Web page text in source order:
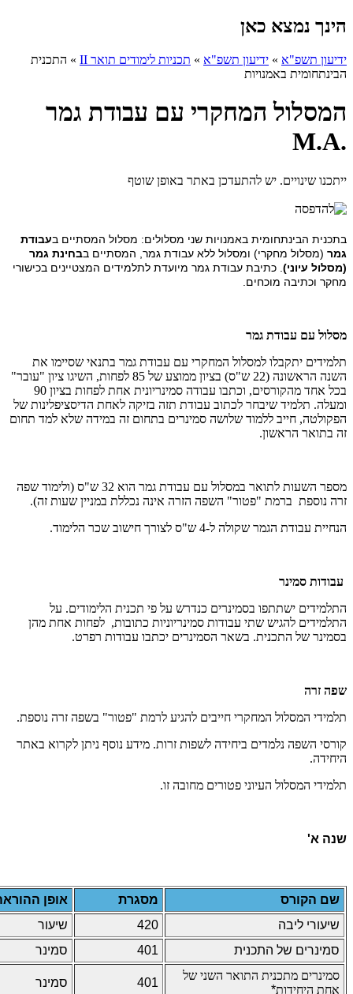
הינך נמצא כאן
ידיעון תשפ"א » ידיעון תשפ"א » תכניות לימודים תואר II » התכנית
הבינתחומית באמנויות
המסלול המחקרי עם עבודת גמר
.M.A
ייתכנו שינויים. יש להתעדכן באתר באופן שוטף
בתכנית הבינתחומית באמנויות שני מסלולים: מסלול המסתיים בעבודת
גמר (מסלול מחקרי) ומסלול ללא עבודת גמר, המסתיים בבחינת גמר
(מסלול עיוני) . כתיבת עבודת גמר מיועדת לתלמידים המצטיינים בכישורי
מחקר וכתיבה מוכחים.
מסלול עם עבודת גמר
תלמידים יתקבלו למסלול המחקרי עם עבודת גמר בתנאי שסיימו את
השנה הראשונה (22 ש"ס) בציון ממוצע של 85 לפחות, השיגו ציון "עובר"
בכל אחד מהקורסים, וכתבו עבודה סמינריונית אחת לפחות בציון 90
ומעלה. תלמיד שיבחר לכתוב עבודת תזה בזיקה לאחת הדיסציפלינות של
הפקולטה, חייב ללמוד שלושה סמינרים בתחום זה במידה שלא למד תחום
זה בתואר הראשון.
מספר השעות לתואר במסלול עם עבודת גמר הוא 32 ש"ס (ולימוד שפה
זרה נוספת ברמת "פטור" השפה הזרה אינה נכללת במניין שעות זה).
הנחיית עבודת הגמר שקולה ל-4 ש"ס לצורך חישוב שכר הלימוד.
עבודות סמינר
התלמידים ישתתפו בסמינרים כנדרש על פי תכנית הלימודים. על
התלמידים להגיש שתי עבודות סמינריוניות כתובות, לפחות אחת מהן
בסמינר של התכנית. בשאר הסמינרים יכתבו עבודות רפרט.
שפה זרה
תלמידי המסלול המחקרי חייבים להגיע לרמת "פטור" בשפה זרה נוספת.
קורסי השפה נלמדים ביחידה לשפות זרות. מידע נוסף ניתן לקרוא באתר
היחידה.
תלמידי המסלול העיוני פטורים מחובה זו.
שנה א'
שם הקורס מסגרת
אופן
שיעורי ליבה
420
שיעור
סמינרים של התכנית
401
סמינר
סמינרים מתכנית התואר השני של
אחת היחידות*
401 סמינר